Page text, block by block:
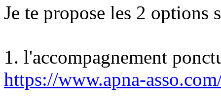
Je te propose les 2 options
1. l'accompagnement
https://www.apna-